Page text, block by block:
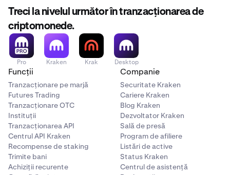
Flow (FLOW)
✅
The Graph (GRT)
✅
Injective (INJ)
✅
Kava (KAVA)
Treci la nivelul următor în tranzacționarea de
criptomonede.
Pro Kraken Krak Desktop
Funcții
Tranzacționare pe marjă
Futures Trading
Tranzacționare OTC
Instituții
Tranzacționarea API
Centrul API Kraken
Recompense de staking
Trimite bani
Achiziții recurente
Companie
Securitate Kraken
Cariere Kraken
Blog Kraken
Dezvoltator Kraken
Sală de presă
Program de afiliere
Listări de active
Status Kraken
Centrul de asistență